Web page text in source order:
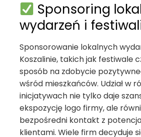
Sponsoring
wydarzeń i
Sponsorowanie lokalnych
Koszalinie, takich jak festiwale
sposób na zdobycie
wśród mieszkańców. Udział w
inicjatywach nie tylko daje
ekspozycję logo firmy, ale
bezpośredni kontakt z
klientami. Wiele firm decyduje